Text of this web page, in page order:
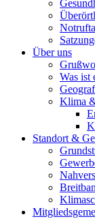
Über uns
Was ist
Klima
Standort &